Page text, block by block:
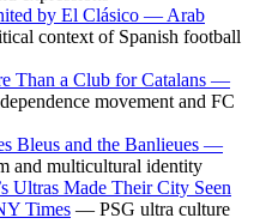
by El Clásico — Arab
context of Spanish football
Than a Club for Catalans —
movement and FC
Bleus and the Banlieues —
and multicultural identity
Ultras Made Their City Seen
Times — PSG ultra culture